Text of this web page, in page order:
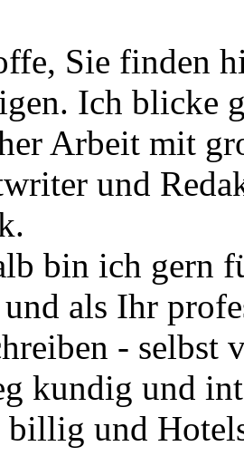
Sie finden
Ich blicke
Arbeit mit
und
bin ich gern
als Ihr
- selbst
kundig und
billig und